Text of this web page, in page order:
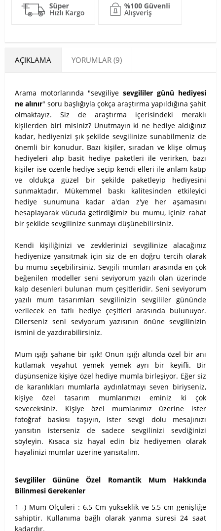
AÇIKLAMA YORUMLAR (9)
​Arama motorlarında "sevgiliye sevgililer günü hediyesi
ne alınır" soru başlığıyla çokça araştırma yapıldığına şahit
olmaktayız. Siz de araştırma içerisindeki meraklı
kişilerden biri misiniz? Unutmayın ki ne hediye aldığınız
kadar, hediyenizi şık şekilde sevgilinize sunabilmeniz de
önemli bir konudur. Bazı kişiler, sıradan ve klişe olmuş
hediyeleri alıp basit hediye paketleri ile verirken, bazı
kişiler ise özenle hediye seçip kendi elleri ile anlam katıp
ve oldukça güzel bir şekilde paketleyip hediyesini
sunmaktadır. Mükemmel baskı kalitesinden etkileyici
hediye sunumuna kadar a'dan z'ye her aşamasını
hesaplayarak vücuda getirdiğimiz bu mumu, içiniz rahat
bir şekilde sevgilinize sunmayı düşünebilirsiniz.
Kendi kişiliğinizi ve zevklerinizi sevgilinize alacağınız
hediyenize yansıtmak için siz de en doğru tercih olarak
bu mumu seçebilirsiniz. Sevgili mumları arasında en çok
beğenilen modeller seni seviyorum yazılı olan üzerinde
kalp desenleri bulunan mum çeşitleridir. Seni seviyorum
yazılı mum tasarımları sevgilinizin sevgililer gününde
verilecek en tatlı hediye çeşitleri arasında bulunuyor.
Dilerseniz seni seviyorum yazısının önüne sevgilinizin
ismini de yazdırabilirsiniz.
Mum ışığı şahane bir ışık! Onun ışığı altında özel bir anı
kutlamak veyahut yemek yemek ayrı bir keyifli. Bir
düşünsenize kişiye özel hediye mumla birleşiyor. Eğer siz
de karanlıkları mumlarla aydınlatmayı seven biriyseniz,
kişiye özel tasarım mumlarımızı eminiz ki çok
seveceksiniz. Kişiye özel mumlarımız üzerine ister
fotoğraf baskısı taşıyın, ister sevgi dolu mesajınızı
yansıtın isterseniz de sadece sevgilinizi sevdiğinizi
söyleyin. Kısaca siz hayal edin biz hediyemen olarak
hayalinizi mumlar üzerine yansıtalım.
Sevgililer Gününe Özel Romantik Mum Hakkında
Bilinmesi Gerekenler
1 -) Mum Ölçüleri : 6,5 Cm yükseklik ve 5,5 cm genişliğe
sahiptir. Kullanıma bağlı olarak yanma süresi 24 saat
kadardır.